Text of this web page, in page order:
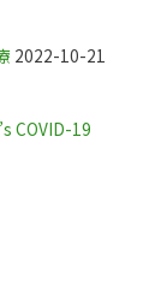
2022-10-21
COVID-19